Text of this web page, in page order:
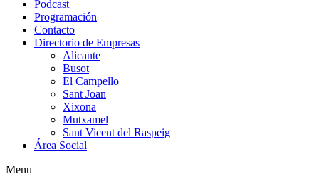
Podcast
Programación
Contacto
Directorio de Empresas
Alicante
Busot
El Campello
Sant Joan
Xixona
Mutxamel
Sant Vicent del Raspeig
Área Social
Menu